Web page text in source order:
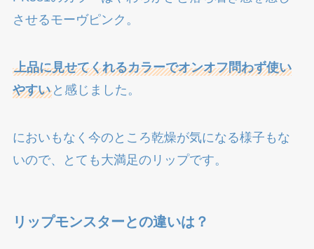
させるモーヴピンク。
上品に見せてくれるカラーでオンオフ問わず使い
やすいと感じました。
においもなく今のところ乾燥が気になる様子もな
いので、とても大満足のリップです。
リップモンスターとの違いは？